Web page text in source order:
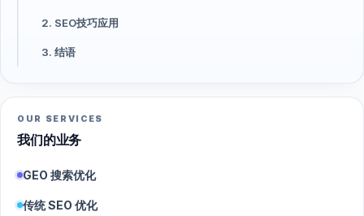
2. SEO技巧应用
3. 结语
OUR SERVICES
我们的业务
GEO 搜索优化
传统 SEO 优化